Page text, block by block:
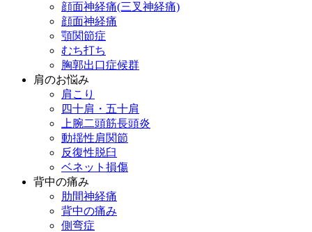
顔面神経痛(三叉神経痛)
顔面神経痛
顎関節症
むち打ち
胸郭出口症候群
肩のお悩み
肩こり
四十肩・五十肩
上腕二頭筋長頭炎
動揺性肩関節
反復性脱臼
ベネット損傷
背中の痛み
肋間神経痛
背中の痛み
側弯症